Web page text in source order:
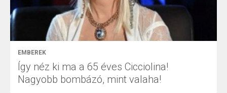
EMBEREK
Így néz ki ma a 65 éves Cicciolina!
Nagyobb bombázó, mint valaha!